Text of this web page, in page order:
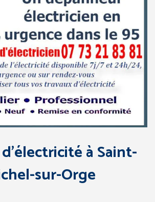
à Saint-
sur-Orge